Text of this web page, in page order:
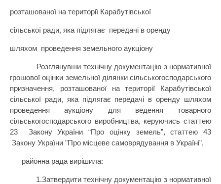
розташованої на території Карабутівської
сільської ради, яка підлягає передачі в оренду
шляхом проведення земельного аукціону
Розглянувши технічну документацію з нормативної
грошової оцінки земельної ділянки сільськогосподарського
призначення, розташованої на території Карабутівської
сільської ради, яка підлягає передачі в оренду шляхом
проведення аукціону для ведення товарного
сільськогосподарського виробництва, керуючись статтею
23 Закону України “Про оцінку земель”, статтею 43
Закону України "Про місцеве самоврядування в Україні”,
районна рада вирішила:
1.Затвердити технічну документацію з нормативної